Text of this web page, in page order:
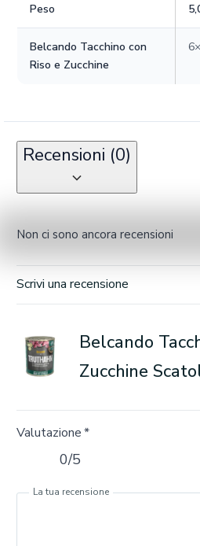
Peso
Belcando Tacchino con
Riso e Zucchine
Recensioni (0)
Non ci sono ancora recensioni
Scrivi una recensione
Belcando
Zucchine
Valutazione*
0/5
La tua recensione